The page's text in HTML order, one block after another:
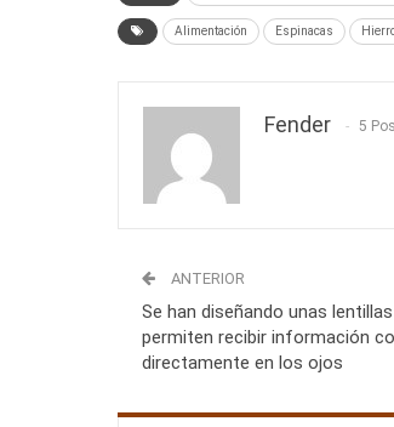
Alimentación Espinacas
Fender 5
ANTERIOR
Se han diseñando unas
permiten recibir información
directamente en los ojos